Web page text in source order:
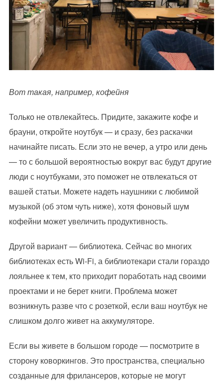
Вот такая, например, кофейня
Только не отвлекайтесь. Придите, закажите кофе и
брауни, откройте ноутбук — и сразу, без раскачки
начинайте писать. Если это не вечер, а утро или день
— то с большой вероятностью вокруг вас будут другие
люди с ноутбуками, это поможет не отвлекаться от
вашей статьи. Можете надеть наушники с любимой
музыкой (об этом чуть ниже), хотя фоновый шум
кофейни может увеличить продуктивность.
Другой вариант — библиотека. Сейчас во многих
библиотеках есть Wi-Fi, а библиотекари стали гораздо
лояльнее к тем, кто приходит поработать над своими
проектами и не берет книги. Проблема может
возникнуть разве что с розеткой, если ваш ноутбук не
слишком долго живет на аккумуляторе.
Если вы живете в большом городе — посмотрите в
сторону коворкингов. Это пространства, специально
созданные для фрилансеров, которые не могут